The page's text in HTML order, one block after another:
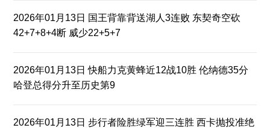
2026年01月13日 国王背靠背送湖人3连败 东契奇空砍
42+7+8+4断 威少22+5+7
2026年01月13日 快船力克黄蜂近12战10胜 伦纳德35分
哈登总得分升至历史第9
2026年01月13日 步行者险胜绿军迎三连胜 西卡抛投准绝